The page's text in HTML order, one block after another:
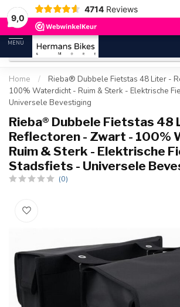
9,0
4714 Reviews
30 dagen bedenktijd
MENU
Home /
Rieba® Dubbele Fietstas 48 Liter -
100% Waterdicht - Ruim & Sterk - Elektrische
Universele Bevestiging
Rieba® Dubbele Fietstas 48
Reflectoren - Zwart - 100%
Ruim & Sterk - Elektrische
Stadsfiets - Universele
(0)